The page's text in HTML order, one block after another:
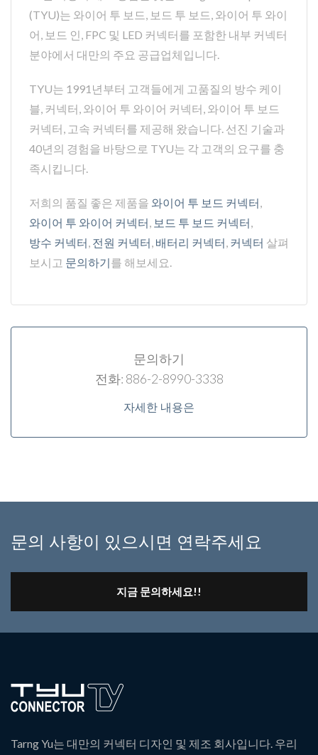
(TYU)는 와이어 투 보드, 보드 투 보드, 와이어 투 와이
어, 보드 인, FPC 및 LED 커넥터를 포함한 내부 커넥터
분야에서 대만의 주요 공급업체입니다.
TYU는 1991년부터 고객들에게 고품질의 방수 케이
블, 커넥터, 와이어 투 와이어 커넥터, 와이어 투 보드
커넥터, 고속 커넥터를 제공해 왔습니다. 선진 기술과
40년의 경험을 바탕으로 TYU는 각 고객의 요구를 충
족시킵니다.
저희의 품질 좋은 제품을 와이어 투 보드 커넥터
와이어 투 와이어 커넥터 보드 투 보드 커넥터
방수 커넥터 전원 커넥터 배터리 커넥터 커넥터 살펴
보시고 문의하기를 해보세요.
문의하기
전화: 886-2-8990-3338
자세한 내용은
문의 사항이 있으시면 연락주세요
지금 문의하세요!!
Tarng Yu는 대만의 커넥터 디자인 및 제조 회사입니다. 우리